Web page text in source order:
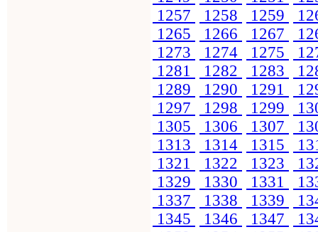
1257
1258 1259
1265
1266 1267
1273
1274 1275
1281
1282 1283
1289
1290 1291
1297
1298 1299
1305
1306 1307
1313
1314 1315
1321
1322 1323
1329
1330 1331
1337
1338 1339
1345
1346 1347